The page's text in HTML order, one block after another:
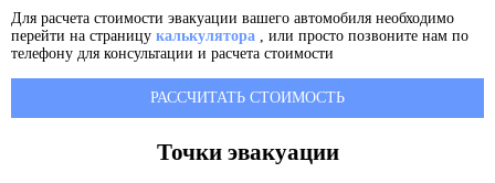
Для расчета стоимости эвакуации вашего автомобиля необходимо
перейти на страницу калькулятора , или просто позвоните нам по
телефону для консультации и расчета стоимости
РАССЧИТАТЬ СТОИМОСТЬ
Точки эвакуации